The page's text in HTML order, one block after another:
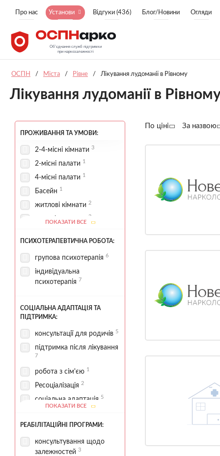
Про нас Установи Відгуки (436) Блог/Новини Огляди
ОСПН / Міста / Рівне / Лікування лудоманії в Рівному
Лікування лудоманії в
ПРОЖИВАННЯ ТА УМОВИ:
2-4-місні кімнати 3
2-місні палати 1
4-місні палати 1
Басейн 1
житлові кімнати 2
зона відпочинку 3
проживання4
палати стаціонару
харчування за програмою
спортивні зони1
терапевтичні зони3
територія для прогулянок
1
ПОКАЗАТИ ВСЕ
ПСИХОТЕРАПЕВТИЧНА РОБОТА:
групова психотерапія 6
індивідуальна
психотерапія
7
СОЦІАЛЬНА АДАПТАЦІЯ ТА
ПІДТРИМКА:
консультації для родичів 5
підтримка після лікування
7
робота з сім'єю 1
Ресоціалізація 2
соціальна адаптація 5
ПОКАЗАТИ ВСЕ
РЕАБІЛІТАЦІЙНІ ПРОГРАМИ:
консультування щодо
залежностей 3
По ціні За назвою